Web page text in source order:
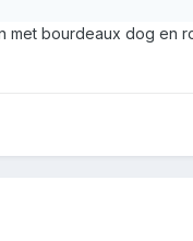
bourdeaux dog en